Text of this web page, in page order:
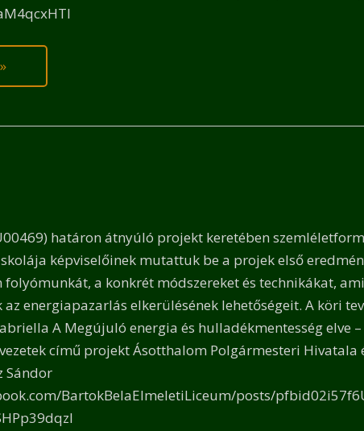
határon átnyúló projekt keretében
képviselőinek mutattuk be a projek első
folyómunkát, a konkrét módszereket és technikákat,
energiapazarlás elkerülésének lehetőségeit. A köri
A Megújuló energia és hulladékmentesség elve
című projekt Ásotthalom Polgármesteri
Sándor
BartokBelaElmeletiLiceum/posts/